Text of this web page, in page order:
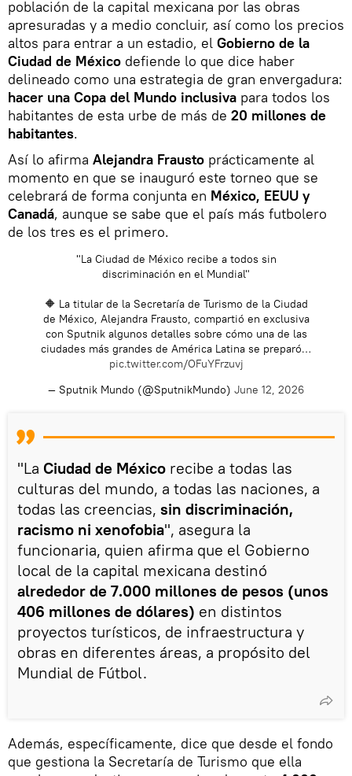
población de la capital mexicana por las obras
apresuradas y a medio concluir, así como los precios
altos para entrar a un estadio, el Gobierno de la
Ciudad de México defiende lo que dice haber
delineado como una estrategia de gran envergadura:
hacer una Copa del Mundo inclusiva para todos los
habitantes de esta urbe de más de 20 millones de
habitantes.
Así lo afirma Alejandra Frausto prácticamente al
momento en que se inauguró este torneo que se
celebrará de forma conjunta en México, EEUU y
Canadá, aunque se sabe que el país más futbolero
de los tres es el primero.
"La Ciudad de México recibe a todos sin
discriminación en el Mundial"
🔶 La titular de la Secretaría de Turismo de la Ciudad
de México, Alejandra Frausto, compartió en exclusiva
con Sputnik algunos detalles sobre cómo una de las
ciudades más grandes de América Latina se preparó…
pic.twitter.com/OFuYFrzuvj
— Sputnik Mundo (@SputnikMundo) June 12, 2026
"La Ciudad de México recibe a todas las
culturas del mundo, a todas las naciones, a
todas las creencias, sin discriminación,
racismo ni xenofobia", asegura la
funcionaria, quien afirma que el Gobierno
local de la capital mexicana destinó
alrededor de 7.000 millones de pesos (unos
406 millones de dólares) en distintos
proyectos turísticos, de infraestructura y
obras en diferentes áreas, a propósito del
Mundial de Fútbol.
Además, específicamente, dice que desde el fondo
que gestiona la Secretaría de Turismo que ella